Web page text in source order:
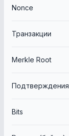
Nonce
Транзакции
Merkle Root
Подтверждения
Bits